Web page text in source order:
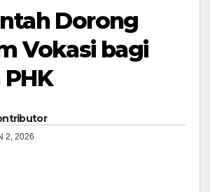
Dorong
Vokasi bagi
2, 2026